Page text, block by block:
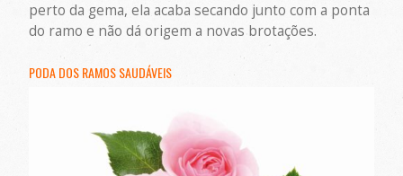
perto da gema, ela acaba secando junto com a ponta
do ramo e não dá origem a novas brotações.
PODA DOS RAMOS SAUDÁVEIS